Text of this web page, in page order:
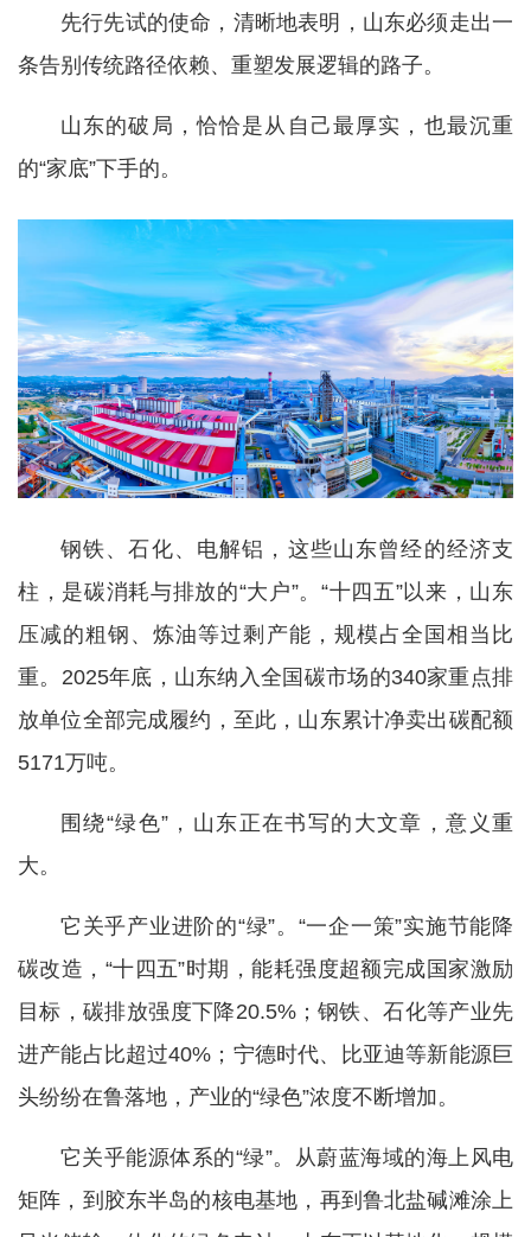
先行先试的使命，清晰地表明，山东必须走出一
条告别传统路径依赖、重塑发展逻辑的路子。
山东的破局，恰恰是从自己最厚实，也最沉重
的“家底”下手的。
钢铁、石化、电解铝，这些山东曾经的经济支
柱，是碳消耗与排放的“大户”。“十四五”以来，山东
压减的粗钢、炼油等过剩产能，规模占全国相当比
重。2025年底，山东纳入全国碳市场的340家重点排
放单位全部完成履约，至此，山东累计净卖出碳配额
5171万吨。
围绕“绿色”，山东正在书写的大文章，意义重
大。
它关乎产业进阶的“绿”。“一企一策”实施节能降
碳改造，“十四五”时期，能耗强度超额完成国家激励
目标，碳排放强度下降20.5%；钢铁、石化等产业先
进产能占比超过40%；宁德时代、比亚迪等新能源巨
头纷纷在鲁落地，产业的“绿色”浓度不断增加。
它关乎能源体系的“绿”。从蔚蓝海域的海上风电
矩阵，到胶东半岛的核电基地，再到鲁北盐碱滩涂上